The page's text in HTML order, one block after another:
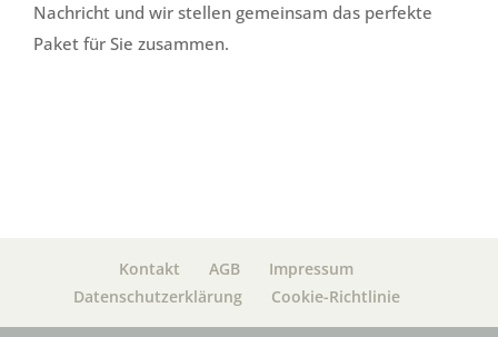
Nachricht und wir stellen gemeinsam das perfekte
Paket für Sie zusammen.
Kontakt AGB
Impressum
Datenschutzerklärung
Cookie-Richtlinie